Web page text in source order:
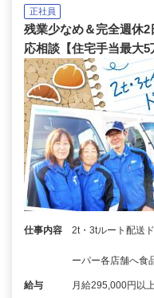
正社員
残業少なめ＆完全週休
応相談【住宅手当最大
仕事内容
2t・3tル
配送セ
ーパー各店舗へ食
給与 月給295,000円以